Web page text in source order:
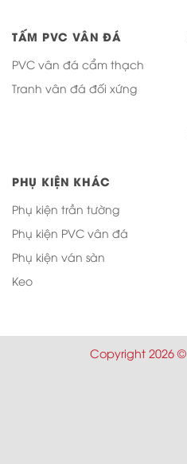
TẤM PVC VÂN ĐÁ
PVC vân đá cẩm thạch
Tranh vân đá đối xứng
PHỤ KIỆN KHÁC
Phụ kiện trần tường
Phụ kiện PVC vân đá
Phụ kiện ván sàn
Keo
Copyright 2026 ©